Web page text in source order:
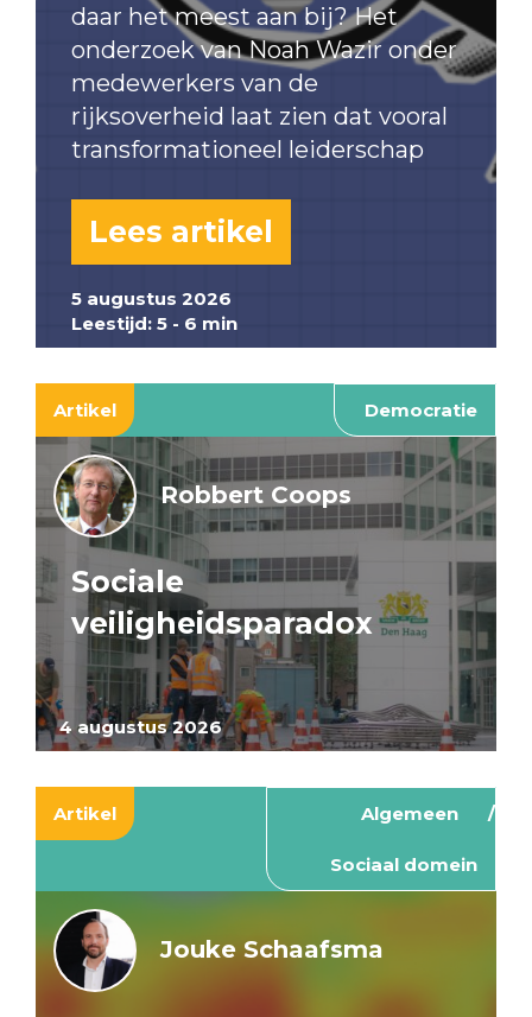
5 augustus 2026
Leestijd: 5 - 6 min
daar het meest aan bij? Het
onderzoek van Noah Wazir onder
medewerkers van de
rijksoverheid laat zien dat vooral
transformationeel leiderschap
Lees artikel
Artikel Democratie
4 augustus 2026
Robbert Coops
Sociale
veiligheidsparadox
Artikel Algemeen
Sociaal domein
Jouke Schaafsma